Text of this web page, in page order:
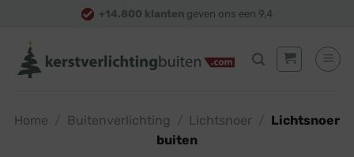
content
+14.800 klanten geven ons een 9,4
Home Buitenverlichting Lichtsnoer
Lichtsnoer
buiten